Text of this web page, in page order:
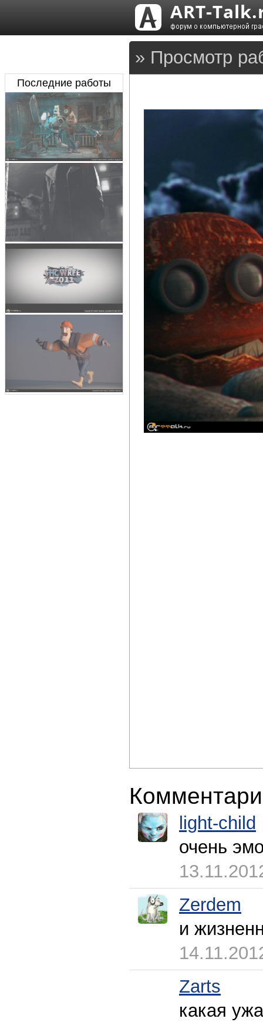
» Просмотр
light-child
очень
Zerdem
и
Zarts
какая
Последние работы